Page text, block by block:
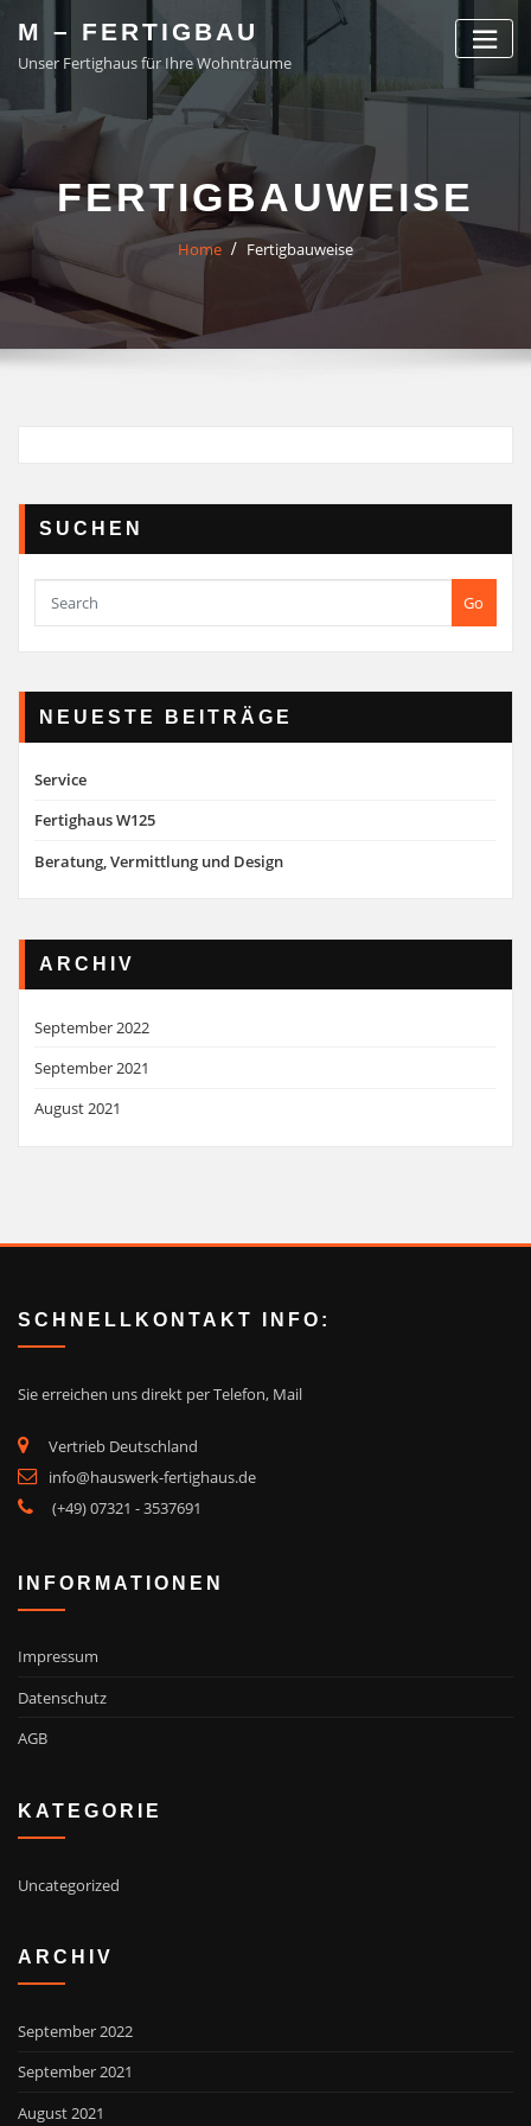
content
M – FERTIGBAU
Unser Fertighaus für Ihre Wohnträume
FERTIGBAUWEISE
Home Fertigbauweise
SUCHEN
Go
NEUESTE BEITRÄGE
Service
Fertighaus W125
Beratung, Vermittlung und Design
ARCHIV
September 2022
September 2021
August 2021
SCHNELLKONTAKT INFO:
Sie erreichen uns direkt per Telefon, Mail
Vertrieb Deutschland
info@hauswerk-fertighaus.de
(+49) 07321 - 3537691
INFORMATIONEN
Impressum
Datenschutz
AGB
KATEGORIE
Uncategorized
ARCHIV
September 2022
September 2021
August 2021